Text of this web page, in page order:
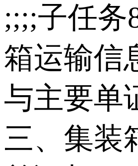
;;;;子任务
箱运输信
与主要单
三、集装